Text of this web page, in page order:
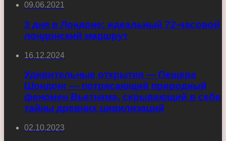
09.06.2021
3 дня в Лондоне: идеальный 72-часовой
лондонский маршрут
16.12.2024
Удивительные открытия — Пещера
Шондонг — потрясающий природный
феномен Вьетнама, скрывающий в себе
тайны древних цивилизаций
02.10.2023